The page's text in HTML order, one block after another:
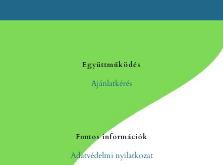
Együttműködés
Ajánlatkérés
Fontos információk
Adatvédelmi nyilatkozat